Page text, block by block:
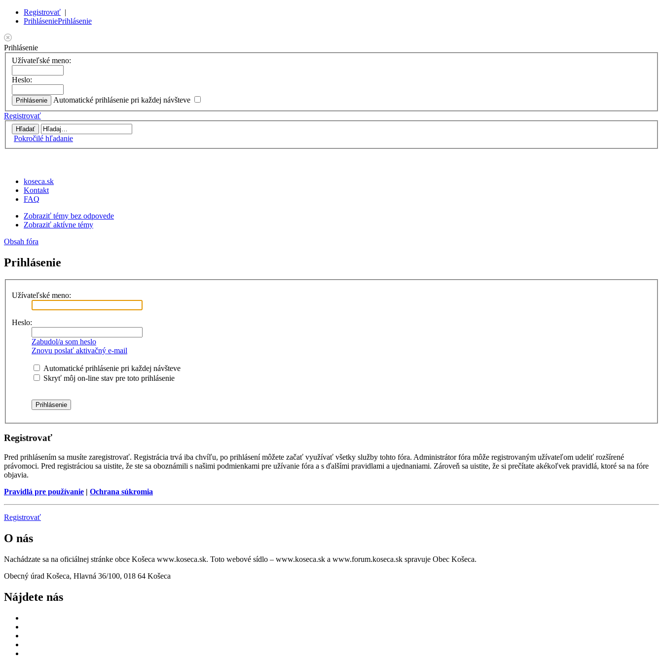
Registrovať |
PrihláseniePrihlásenie
Prihlásenie
Užívateľské meno:
Heslo:
Automatické prihlásenie pri každej návšteve
Registrovať
Pokročilé hľadanie
koseca.sk
Kontakt
FAQ
Zobraziť témy bez odpovede
Zobraziť aktívne témy
Obsah fóra
Prihlásenie
Užívateľské meno:
Heslo:
Zabudol/a som heslo
Znovu poslať aktivačný e-mail
Automatické prihlásenie pri každej návšteve
Skryť môj on-line stav pre toto prihlásenie
Registrovať
Pred prihlásením sa musíte zaregistrovať. Registrácia trvá iba chvíľu, po prihlásení môžete začať využívať všetky služby tohto fóra. Administrátor fóra môže registrovaným užívateľom udeliť rozšírené
právomoci. Pred registráciou sa uistite, že ste sa oboznámili s našimi podmienkami pre užívanie fóra a s ďalšími pravidlami a ujednaniami. Zároveň sa uistite, že si prečítate akékoľvek pravidlá, ktoré sa na fóre
objavia.
Pravidlá pre používanie | Ochrana súkromia
Registrovať
O nás
Nachádzate sa na oficiálnej stránke obce Košeca www.koseca.sk. Toto webové sídlo – www.koseca.sk a www.forum.koseca.sk spravuje Obec Košeca.
Obecný úrad Košeca, Hlavná 36/100, 018 64 Košeca
Nájdete nás